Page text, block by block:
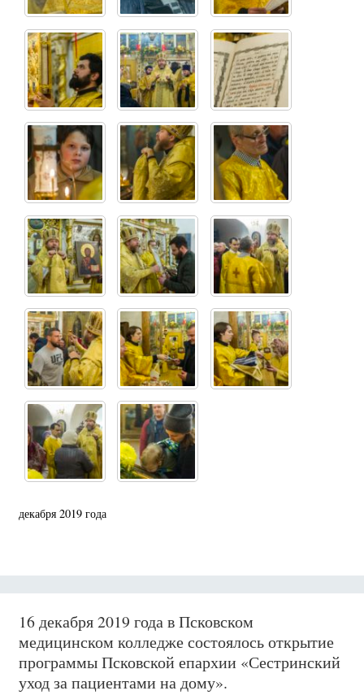
декабря 2019 года
16 декабря 2019 года в Псковском
медицинском колледже состоялось открытие
программы Псковской епархии «Сестринский
уход за пациентами на дому».